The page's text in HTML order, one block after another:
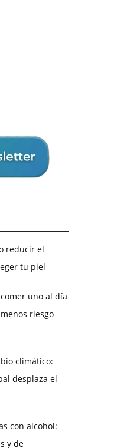
reducir el
tu piel
uno al día
riesgo
climático:
desplaza el
con alcohol:
y de